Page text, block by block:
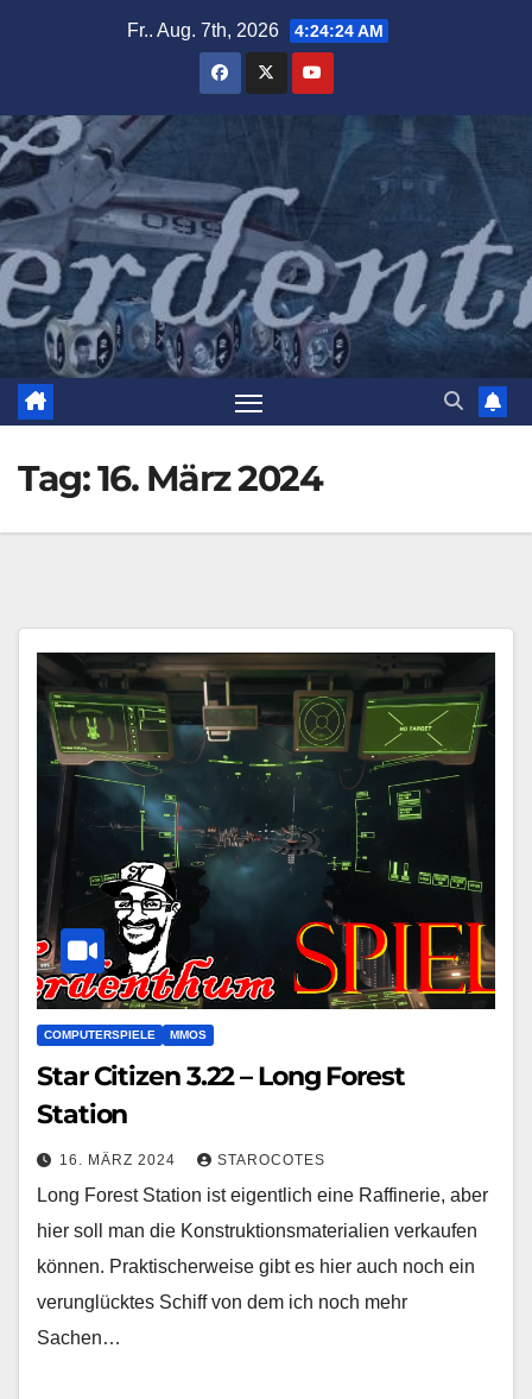
Fr.. Aug. 7th, 2026 4:24:25 AM
Tag:16. März 2024
COMPUTERSPIELE MMOS
Star Citizen 3.22 – Long Forest
Station
16. MÄRZ 2024 STAROCOTES
Long Forest Station ist eigentlich eine Raffinerie, aber
hier soll man die Konstruktionsmaterialien verkaufen
können. Praktischerweise gibt es hier auch noch ein
verunglücktes Schiff von dem ich noch mehr
Sachen…